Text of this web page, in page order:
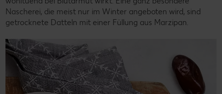
Nascherei, die meist nur im Winter angeboten wird, sind
getrocknete Datteln mit einer Füllung aus Marzipan.